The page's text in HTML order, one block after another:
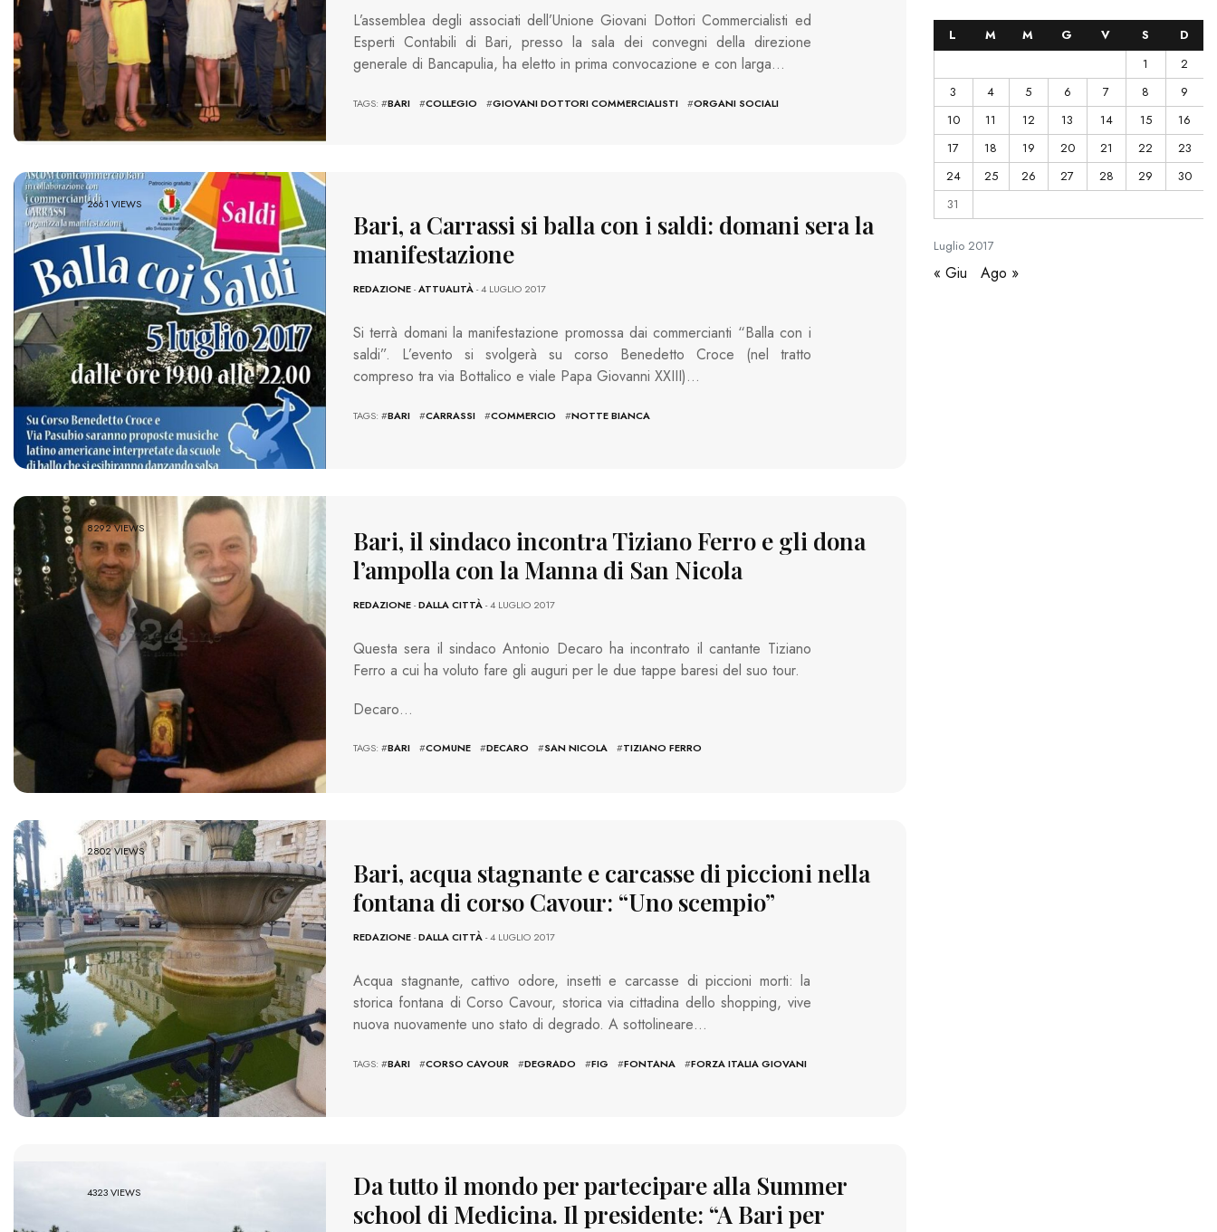
L’assemblea degli associati dell’Unione Giovani Dottori Commercialisti ed
Esperti Contabili di Bari, presso la sala dei convegni della direzione
generale di Bancapulia, ha eletto in prima convocazione e con larga…
TAGS: #BARI #COLLEGIO #GIOVANI DOTTORI COMMERCIALISTI #ORGANI SOCIALI
2661 VIEWS
Bari, a Carrassi si balla con i saldi: domani sera la
manifestazione
REDAZIONE-ATTUALITÀ- 4 LUGLIO 2017
Si terrà domani la manifestazione promossa dai commercianti “Balla con i
saldi”. L’evento si svolgerà su corso Benedetto Croce (nel tratto
compreso tra via Bottalico e viale Papa Giovanni XXIII)…
TAGS: #BARI #CARRASSI #COMMERCIO #NOTTE BIANCA
8292 VIEWS
Bari, il sindaco incontra Tiziano Ferro e gli dona
l’ampolla con la Manna di San Nicola
REDAZIONE-DALLA CITTÀ- 4 LUGLIO 2017
Questa sera il sindaco Antonio Decaro ha incontrato il cantante Tiziano
Ferro a cui ha voluto fare gli auguri per le due tappe baresi del suo tour.
Decaro…
TAGS: #BARI #COMUNE #DECARO #SAN NICOLA #TIZIANO FERRO
2802 VIEWS
Bari, acqua stagnante e carcasse di piccioni nella
fontana di corso Cavour: “Uno scempio”
REDAZIONE-DALLA CITTÀ- 4 LUGLIO 2017
Acqua stagnante, cattivo odore, insetti e carcasse di piccioni morti: la
storica fontana di Corso Cavour, storica via cittadina dello shopping, vive
nuova nuovamente uno stato di degrado. A sottolineare…
TAGS: #BARI #CORSO CAVOUR #DEGRADO #FIG #FONTANA #FORZA ITALIA GIOVANI
4323 VIEWS
Da tutto il mondo per partecipare alla Summer
school di Medicina. Il presidente: “A Bari per
Luglio2017
L M M G V S
D
1
2
3
4 5 6 7 8
9
10
11 12 13 14 15
16
17
18 19 20 21 22
23
24
25 26 27 28 29
30
31
« Giu Ago »